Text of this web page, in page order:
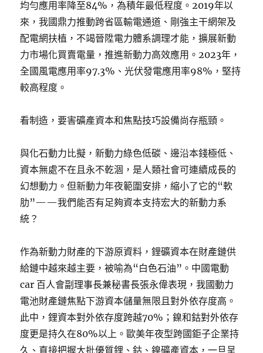
均勻應用率降至84%，為積年最低程度。2019年以
來，我國鼎力推動跨省區輸電通道、剛強主干網架及
配電網扶植，不竭晉陞電力體系調理才能，擴展新動
力市場化買賣電量，推進新動力高效應用。2023年，
全國風電應用率97.3%、光伏發電應用率98%，堅持
較高程度。
看制造，要害礦產資本和焦點技巧設備尚存瓶頸。
與化石動力比擬，新動力綠色低碳、邊沿本錢極低、
資本無處不在且永不乾涸，是人類社會可連續成長的
幻想動力。但新動力年夜範圍安排，縮小了它的“軟
肋”——我們能否有足夠資本支持宏大的新動力系
統？
作為新動力財產的下游原資料，鋰礦資本在財產鏈供
給鏈中越來越主要，被喻為“白色石油”。中國電動
car 百人會副理事長兼秘書長張永偉表現，我國動力
電池財產鏈焦點下游資本儲量無限且對外依存度高。
此中，鋰資本對外依存度跨越70%；鎳和鈷對外依存
度更是持久在80%以上。歐美年夜型跨國鉅子企業持
久、直接把握大批優質鋰、鈷、鎳礦產資本，一旦呈